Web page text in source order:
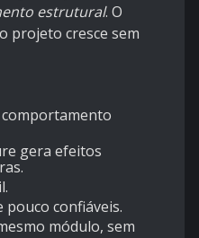
estrutural. O
projeto cresce sem
gera efeitos
pouco confiáveis.
módulo, sem